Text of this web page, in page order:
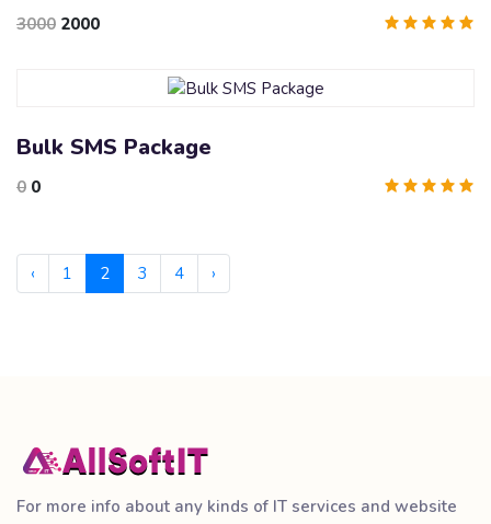
3000 2000
Bulk SMS Package
0 0
‹ 1 2 3 4 ›
For more info about any kinds of IT services and website